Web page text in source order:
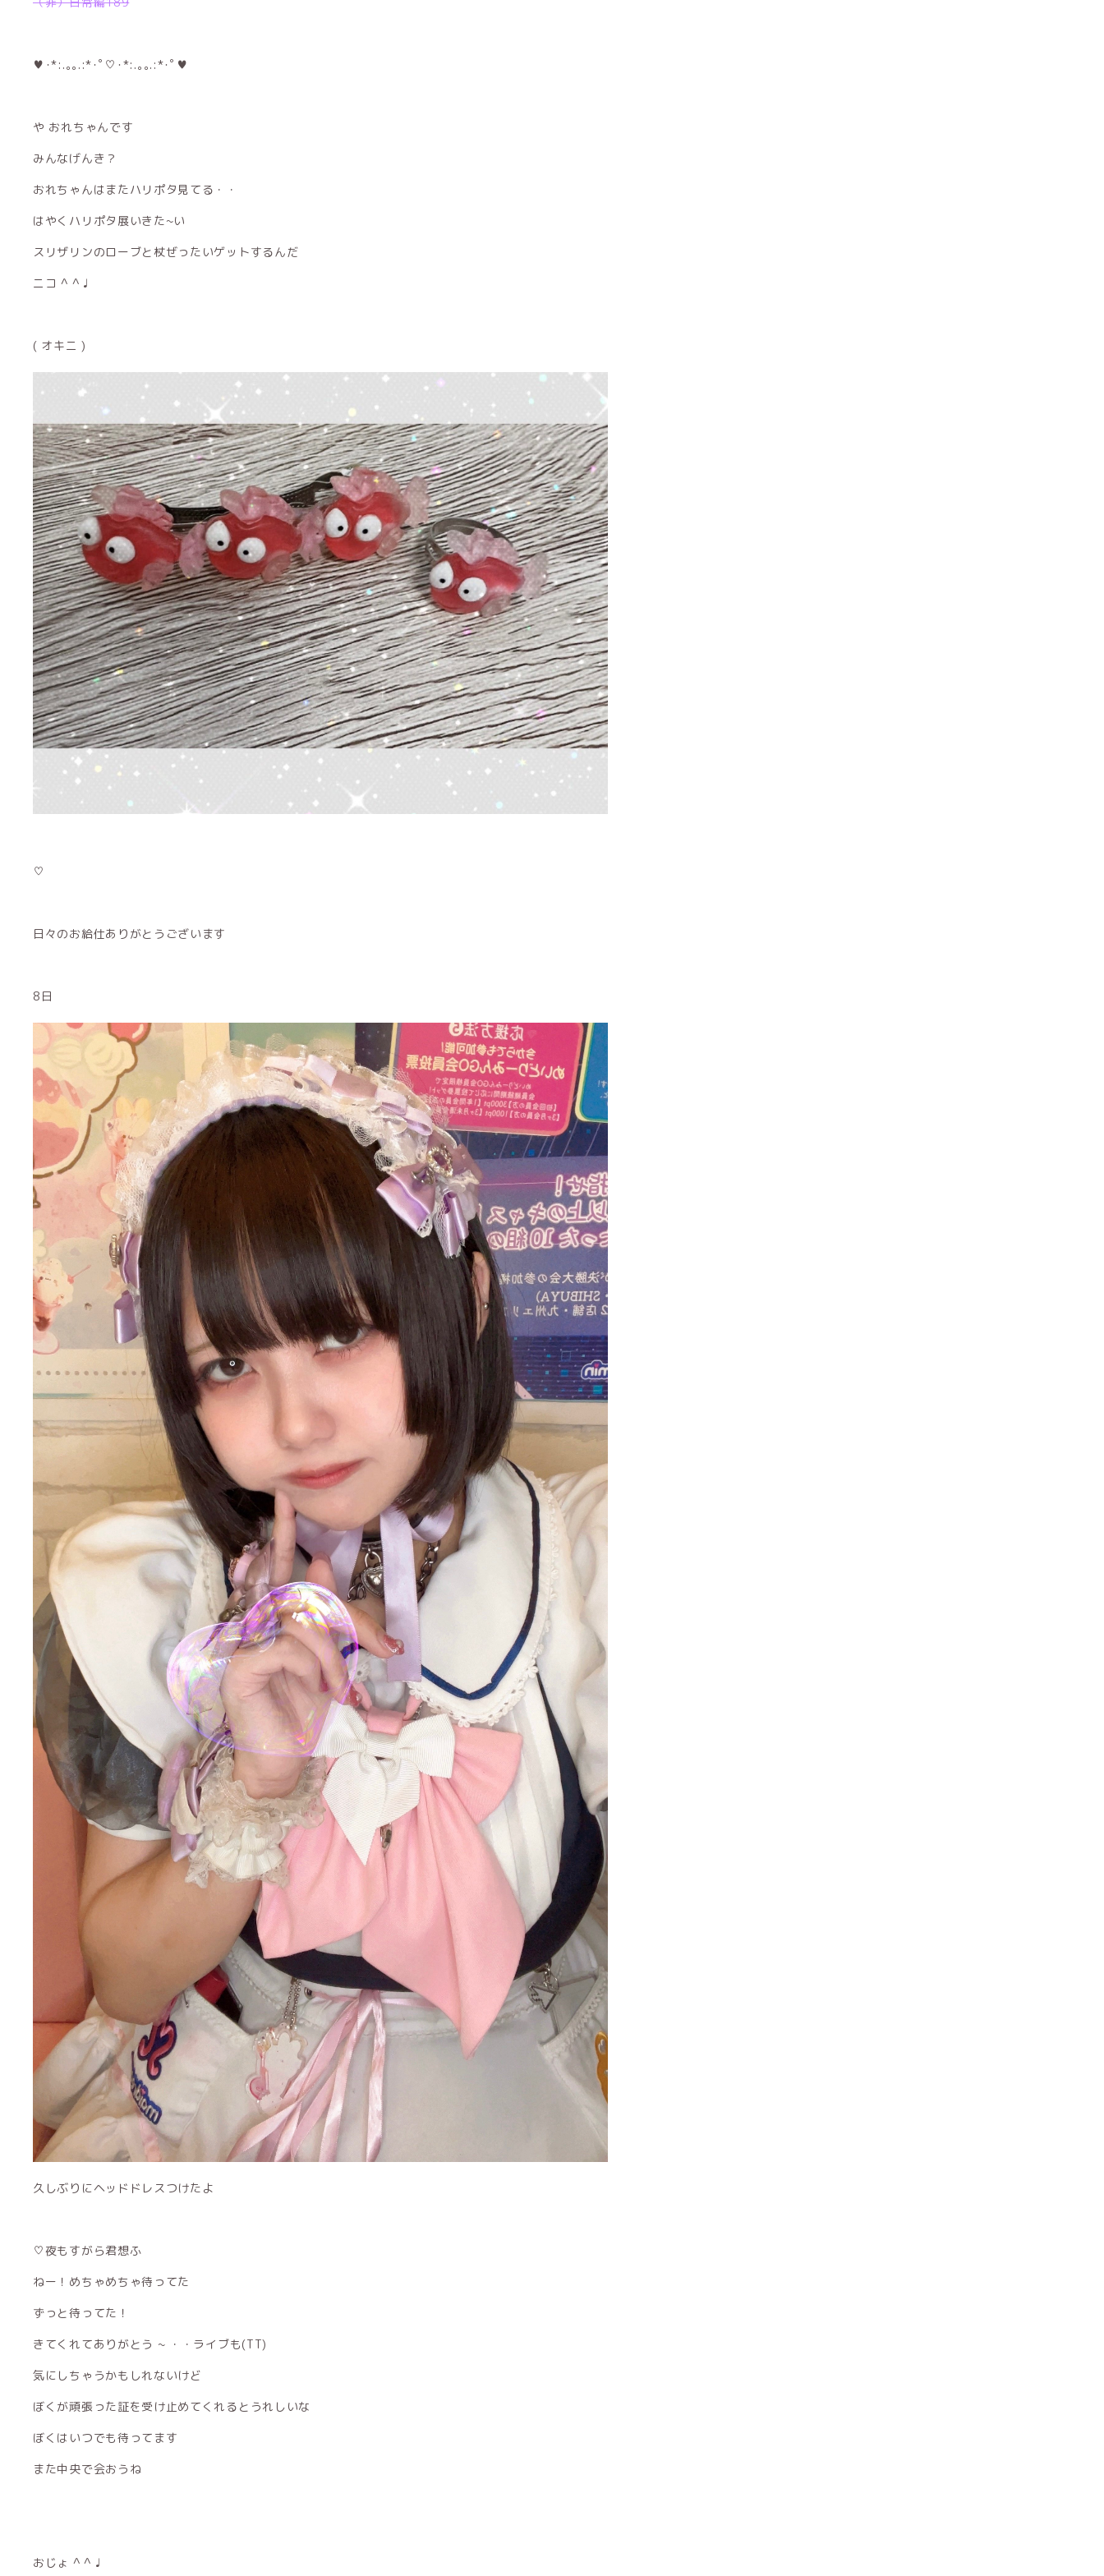
♥･*:.｡｡.:*･ﾟ♡･*:.｡｡.:*･ﾟ♥
や おれちゃんです
みんなげんき？
おれちゃんはまたハリポタ見てる・・
はやくハリポタ展いきた~い
スリザリンのローブと杖ぜったいゲットするんだ
ニコ ^ ^ ♩
( オキニ )
♡
日々のお給仕ありがとうございます
8日
久しぶりにヘッドドレスつけたよ
♡夜もすがら君想ふ
ねー！めちゃめちゃ待ってた
ずっと待ってた！
きてくれてありがとう ~ ・・ライブも(TT)
気にしちゃうかもしれないけど
ぼくが頑張った証を受け止めてくれるとうれしいな
ぼくはいつでも待ってます
また中央で会おうね
おじょ ^ ^ ♩